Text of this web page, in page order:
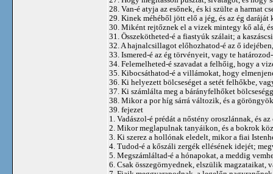
28. Van-é atyja az esőnek, és ki szülte a harmat
29. Kinek méhéből jött elő a jég, és az ég daráját
30. Miként rejtőznek el a vizek mintegy kő alá,
31. Összekötheted-é a fiastyúk szálait; a
32. A hajnalcsillagot előhozhatod-é az ő
33. Ismered-é az ég törvényeit, vagy te
34. Felemelheted-é szavadat a felhőig, hogy a
35. Kibocsáthatod-é a villámokat, hogy
36. Ki helyezett bölcseséget a setét felhőkbe,
37. Ki számlálta meg a bárányfelhőket
38. Mikor a por híg sárrá változik, és a
39. fejezet
1. Vadászol-é prédát a nőstény oroszlánnak, és
2. Mikor meglapulnak tanyáikon, és a bokrok
3. Ki szerez a hollónak eledelt, mikor a fiai
4. Tudod-é a kőszáli zergék ellésének idejét;
5. Megszámláltad-é a hónapokat, a meddig
6. Csak összegörnyednek, elszülik magzataikat,